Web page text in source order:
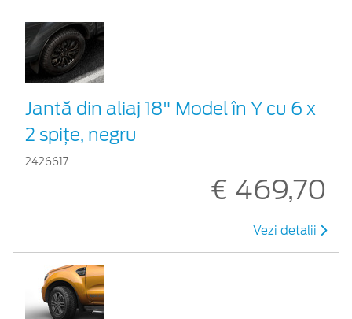
Jantă din aliaj 18" Model în Y cu 6 x
2 spițe, negru
2426617
€ 469,70
Vezi detalii